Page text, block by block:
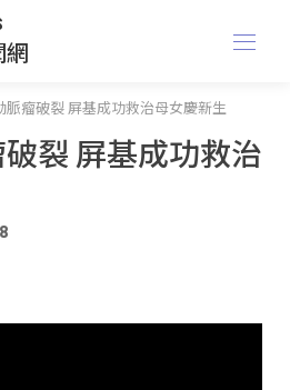
脈瘤破裂 屏基成功救治母女慶新生
裂 屏基成功救治